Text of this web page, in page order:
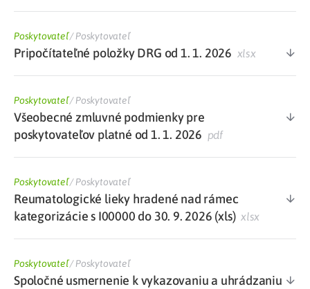
Poskytovateľ/Poskytovateľ
Pripočítateľné položky DRG od 1. 1. 2026 xlsx
Poskytovateľ/Poskytovateľ
Všeobecné zmluvné podmienky pre
poskytovateľov platné od 1. 1. 2026 pdf
Poskytovateľ/Poskytovateľ
Reumatologické lieky hradené nad rámec
kategorizácie s I00000 do 30. 9. 2026 (xls)xlsx
Poskytovateľ/Poskytovateľ
Spoločné usmernenie k vykazovaniu a uhrádzaniu